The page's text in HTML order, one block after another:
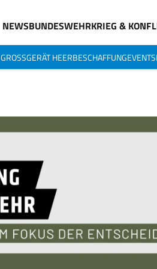
NEWSBUNDESWEHRKRIEG &
GROSSGERÄT HEERBESCHAFFUNGEVENTS